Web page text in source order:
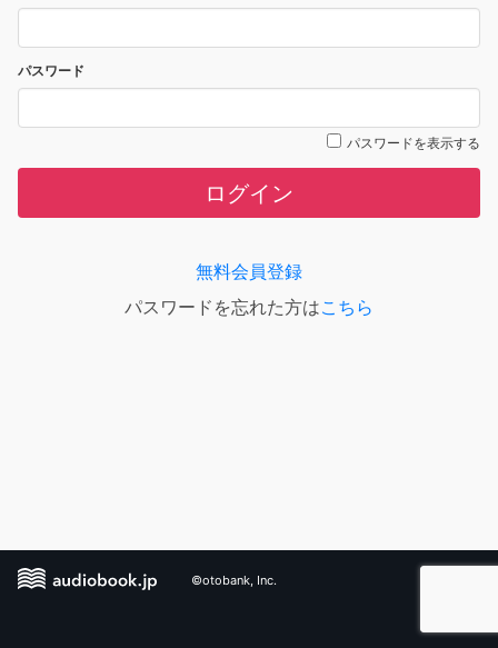
パスワード
パスワードを表示する
ログイン
無料会員登録
パスワードを忘れた方はこちら
©otobank, Inc.